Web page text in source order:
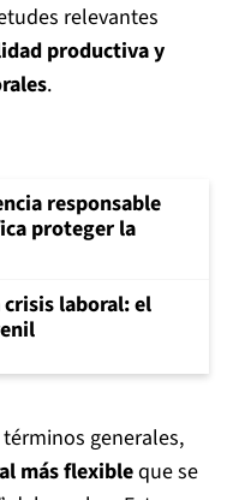
relevantes
productiva y
.
responsable
proteger la
crisis laboral: el
generales,
más flexibleque se